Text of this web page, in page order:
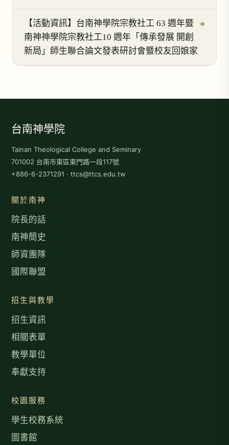
【活動資訊】台南神學院宗教社工 63 週年暨
南神神學院宗教社工10 週年「傳承發展 開創
新局」師生聯合論文發表研討會暨校友回娘家
→
台南神學院
Tainan Theological College and Seminary
701002 台南市東區東門路一段117號
+886-6-2371291 · ttcs@ttcs.edu.tw
關於南神
院長的話
南神簡史
師資團隊
國際聯盟
招生與教學
招生資訊
相關表單
教學單位
奉獻支持
校園服務
學生校務系統
圖書館